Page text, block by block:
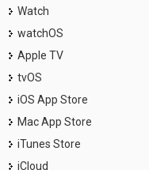
Watch
watchOS
Apple TV
tvOS
iOS App Store
Mac App Store
iTunes Store
iCloud